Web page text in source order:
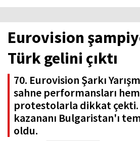
Eurovision
Türk gelini çıktı
70. Eurovision Şarkı
sahne performansları
protestolarla dikkat çekti.
kazananı Bulgaristan'ı
oldu.